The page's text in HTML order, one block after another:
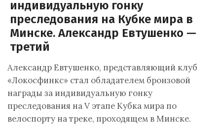
индивидуальную гонку
преследования на Кубке мира в
Минске. Александр Евтушенко —
третий
Александр Евтушенко, представляющий клуб
«Локосфинкс» стал обладателем бронзовой
награды за индивидуальную гонку
преследования на V этапе Кубка мира по
велоспорту на треке, проходящем в Минске.